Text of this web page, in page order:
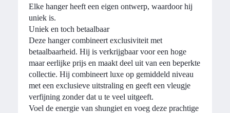
Elke hanger heeft een eigen ontwerp, waardoor hij
uniek is.
Uniek en toch betaalbaar
Deze hanger combineert exclusiviteit met
betaalbaarheid. Hij is verkrijgbaar voor een hoge
maar eerlijke prijs en maakt deel uit van een beperkte
collectie. Hij combineert luxe op gemiddeld niveau
met een exclusieve uitstraling en geeft een vleugje
verfijning zonder dat u te veel uitgeeft.
Voel de energie van shungiet en voeg deze prachtige